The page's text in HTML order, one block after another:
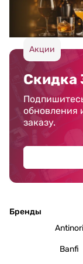
Акции
Скидка
обновления
заказу.
Бренды
Antinori
Banfi